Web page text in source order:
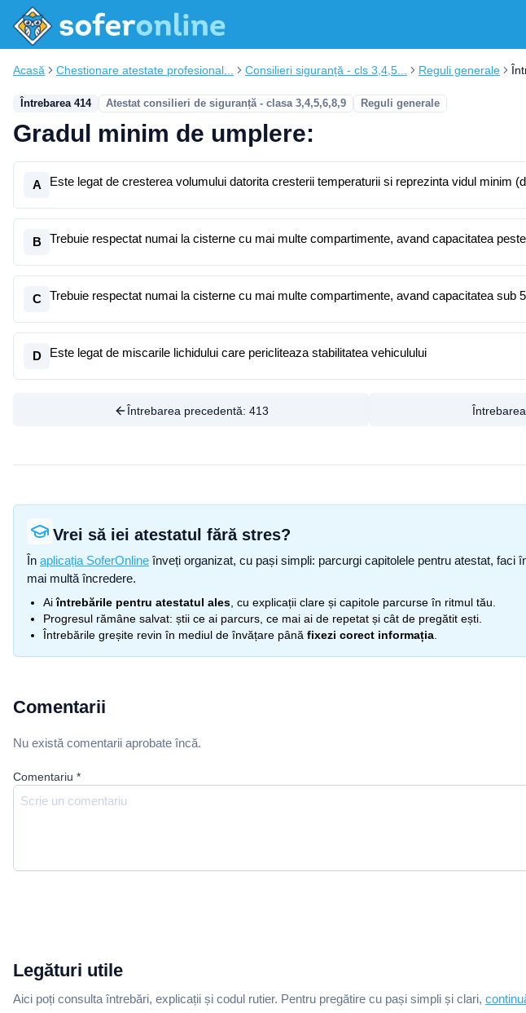
Acasă Chestionare atestate profesional... Consilieri siguranță - cls 3,4,5... Reguli generale
Întrebarea 414 Atestat consilieri de siguranță - clasa 3,4,5,6,8,9 Reguli generale
Gradul minim de umplere:
A Este legat de cresterea volumului datorita cresterii temperaturii si reprezinta vidul minim
B Trebuie respectat numai la cisterne cu mai multe compartimente, avand capacitatea
C Trebuie respectat numai la cisterne cu mai multe compartimente, avand capacitatea sub
D Este legat de miscarile lichidului care pericliteaza stabilitatea vehiculului
Întrebarea precedentă: 413
Vrei să iei atestatul fără stres?
În aplicația SoferOnline înveți organizat, cu pași simpli: parcurgi capitolele pentru atestat,
mai multă încredere.
Aiîntrebările pentru atestatul ales , cu explicații clare și capitole parcurse în ritmul tău.
Progresul rămâne salvat: știi ce ai parcurs, ce mai ai de repetat și cât de pregătit ești.
Întrebările greșite revin în mediul de învățare până fixezi corect informația
Comentarii
Nu există comentarii aprobate încă.
Comentariu *
Legături utile
Aici poți consulta întrebări, explicații și codul rutier. Pentru pregătire cu pași simpli și clari,